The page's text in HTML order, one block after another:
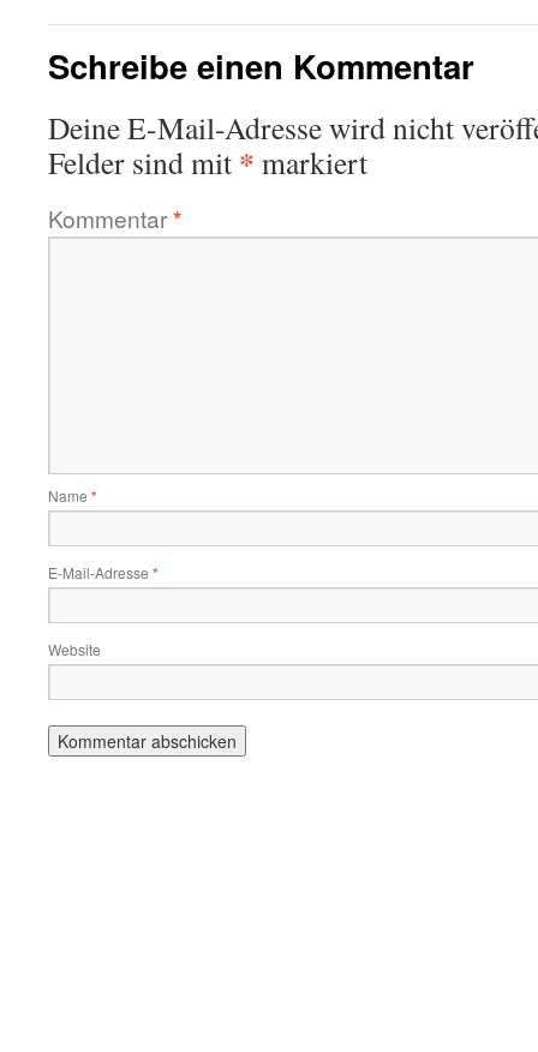
Schreibe einen Kommentar
Deine E-Mail-Adresse wird nicht
Felder sind mit * markiert
Kommentar*
Name *
E-Mail-Adresse *
Website